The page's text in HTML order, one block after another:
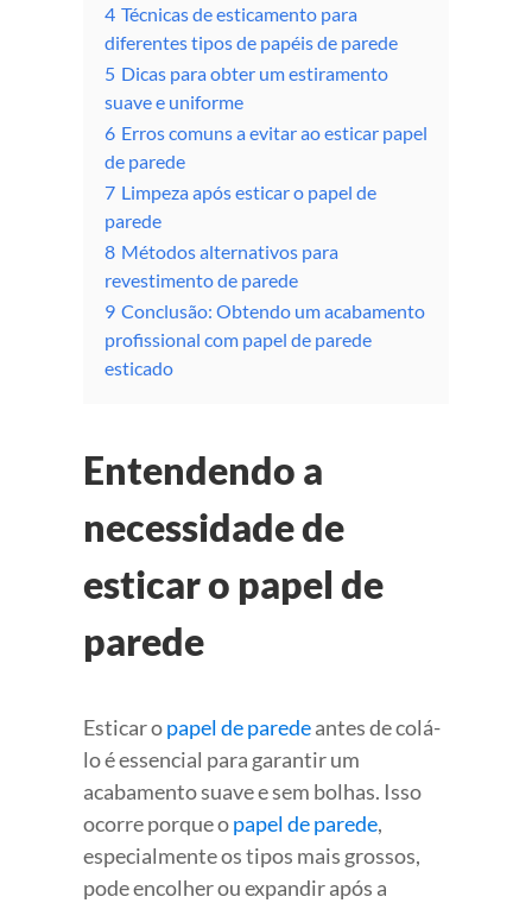
4 Técnicas de esticamento para
diferentes tipos de papéis de parede
5 Dicas para obter um estiramento
suave e uniforme
6 Erros comuns a evitar ao esticar papel
de parede
7 Limpeza após esticar o papel de
parede
8 Métodos alternativos para
revestimento de parede
9 Conclusão: Obtendo um acabamento
profissional com papel de parede
esticado
Entendendo a
necessidade de
esticar o papel de
parede
Esticar opapel de paredeantes de colá-
lo é essencial para garantir um
acabamento suave e sem bolhas. Isso
ocorre porque opapel de parede,
especialmente os tipos mais grossos,
pode encolher ou expandir após a